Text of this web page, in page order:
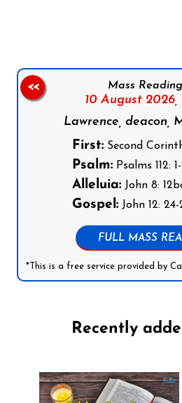
Mass
10 August 2026,
Lawrence, deacon,
First: Second
Psalm: Psalms 112:
Alleluia: John 8:
Gospel: John 12:
FULL MASS
*This is a free service provided by
<<
Recently